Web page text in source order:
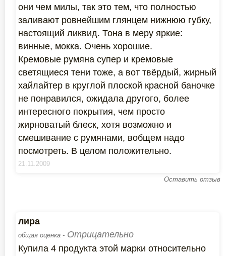
они чем милы, так это тем, что полностью
заливают ровнейшим глянцем нижнюю губку,
настоящий ликвид. Тона в меру яркие:
винные, мокка. Очень хорошие.
Кремовые румяна супер и кремовые
светящиеся тени тоже, а вот твёрдый, жирный
хайлайтер в круглой плоской красной баночке
не понравился, ожидала другого, более
интересного покрытия, чем просто
жирноватый блеск, хотя возможно и
смешивание с румянами, вобщем надо
посмотреть. В целом положительно.
21.11.2009
Оставить отзыв
лира
общая оценка - Отрицательно
Купила 4 продукта этой марки относительно